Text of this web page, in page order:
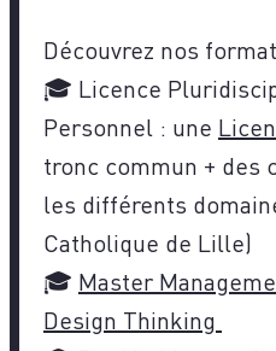
Découvrez nos
🎓 Licence
Personnel : une
tronc commun + des
les différents
Catholique de Lille)
🎓 Master
Design Thinking